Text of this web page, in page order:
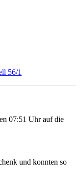
56/1
07:51 Uhr auf die
und konnten so